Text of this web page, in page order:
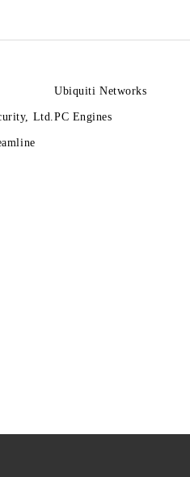
Ubiquiti Networks
Ltd.PC Engines